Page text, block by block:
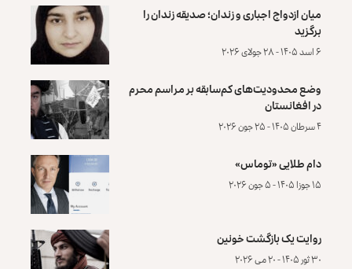
میان ازدواج اجباری و زندان؛ صدیقه زندان را
برگزید
۶ اسد ۱۴۰۵ - ۲۸ جولای ۲۰۲۶
وضع محدودیت‌های کم‌سابقه بر مراسم محرم
در افغانستان
۴ سرطان ۱۴۰۵ - ۲۵ جون ۲۰۲۶
دام طلایی «توماس»
۱۵ جوزا ۱۴۰۵ - ۵ جون ۲۰۲۶
روایت یک بازگشت خونین
۳۰ ثور ۱۴۰۵ - ۲۰ می ۲۰۲۶